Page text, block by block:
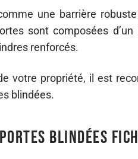
une barrière
sont composées
renforcés.
votre propriété, il est
blindées.
blindées